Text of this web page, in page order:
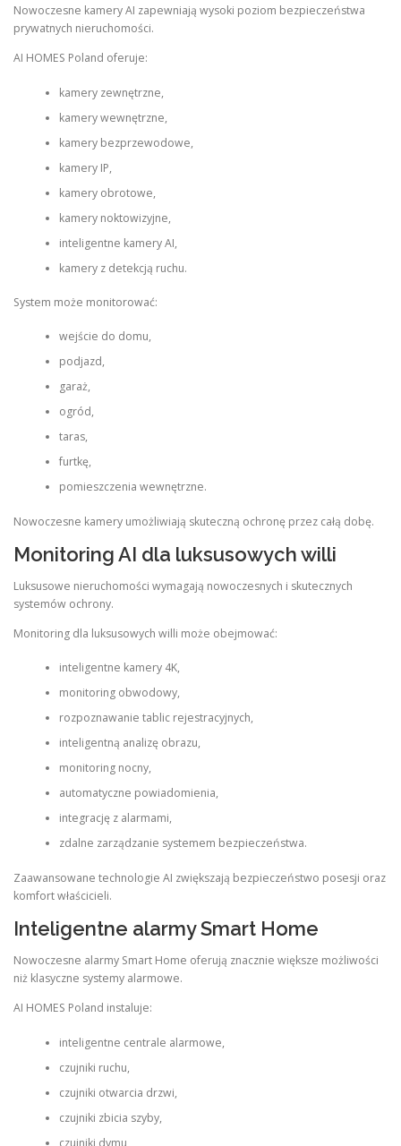
Nowoczesne kamery AI zapewniają wysoki poziom bezpieczeństwa
prywatnych nieruchomości.
AI HOMES Poland oferuje:
kamery zewnętrzne,
kamery wewnętrzne,
kamery bezprzewodowe,
kamery IP,
kamery obrotowe,
kamery noktowizyjne,
inteligentne kamery AI,
kamery z detekcją ruchu.
System może monitorować:
wejście do domu,
podjazd,
garaż,
ogród,
taras,
furtkę,
pomieszczenia wewnętrzne.
Nowoczesne kamery umożliwiają skuteczną ochronę przez całą dobę.
Monitoring AI dla luksusowych willi
Luksusowe nieruchomości wymagają nowoczesnych i skutecznych
systemów ochrony.
Monitoring dla luksusowych willi może obejmować:
inteligentne kamery 4K,
monitoring obwodowy,
rozpoznawanie tablic rejestracyjnych,
inteligentną analizę obrazu,
monitoring nocny,
automatyczne powiadomienia,
integrację z alarmami,
zdalne zarządzanie systemem bezpieczeństwa.
Zaawansowane technologie AI zwiększają bezpieczeństwo posesji oraz
komfort właścicieli.
Inteligentne alarmy Smart Home
Nowoczesne alarmy Smart Home oferują znacznie większe możliwości
niż klasyczne systemy alarmowe.
AI HOMES Poland instaluje:
inteligentne centrale alarmowe,
czujniki ruchu,
czujniki otwarcia drzwi,
czujniki zbicia szyby,
czujniki dymu,